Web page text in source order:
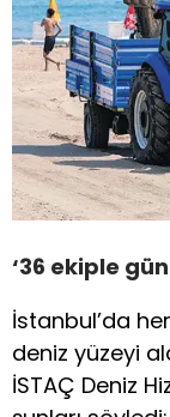
‘36 ekiple
İstanbul’da
deniz yüzeyi
İSTAÇ Deniz